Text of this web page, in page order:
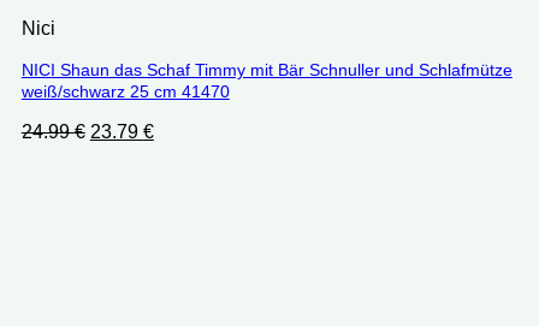
Nici
NICI Shaun das Schaf Timmy mit Bär Schnuller und Schlafmütze
weiß/schwarz 25 cm 41470
24.99€ Ursprünglicher
23.79 €Aktueller